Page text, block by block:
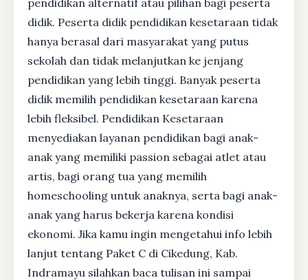
pendidikan alternatif atau pilihan bagi peserta
didik. Peserta didik pendidikan kesetaraan tidak
hanya berasal dari masyarakat yang putus
sekolah dan tidak melanjutkan ke jenjang
pendidikan yang lebih tinggi. Banyak peserta
didik memilih pendidikan kesetaraan karena
lebih fleksibel. Pendidikan Kesetaraan
menyediakan layanan pendidikan bagi anak-
anak yang memiliki passion sebagai atlet atau
artis, bagi orang tua yang memilih
homeschooling untuk anaknya, serta bagi anak-
anak yang harus bekerja karena kondisi
ekonomi. Jika kamu ingin mengetahui info lebih
lanjut tentang Paket C di Cikedung, Kab.
Indramayu silahkan baca tulisan ini sampai